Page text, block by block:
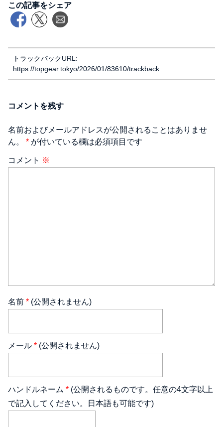
この記事をシェア
トラックバックURL:
https://topgear.tokyo/2026/01/83610/trackback
コメントを残す
名前およびメールアドレスが公開されることはありませ
ん。 * が付いている欄は必須項目です
コメント ※
名前 * (公開されません)
メール * (公開されません)
ハンドルネーム * (公開されるものです。任意の4文字以上
で記入してください。日本語も可能です)